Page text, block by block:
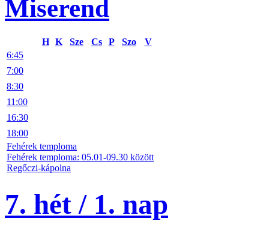
Miserend
H K Sze Cs P Szo
V
6:45
7:00
8:30
11:00
16:30
18:00
Fehérek temploma
Fehérek temploma: 05.01-09.30 között
Regőczi-kápolna
7. hét / 1. nap